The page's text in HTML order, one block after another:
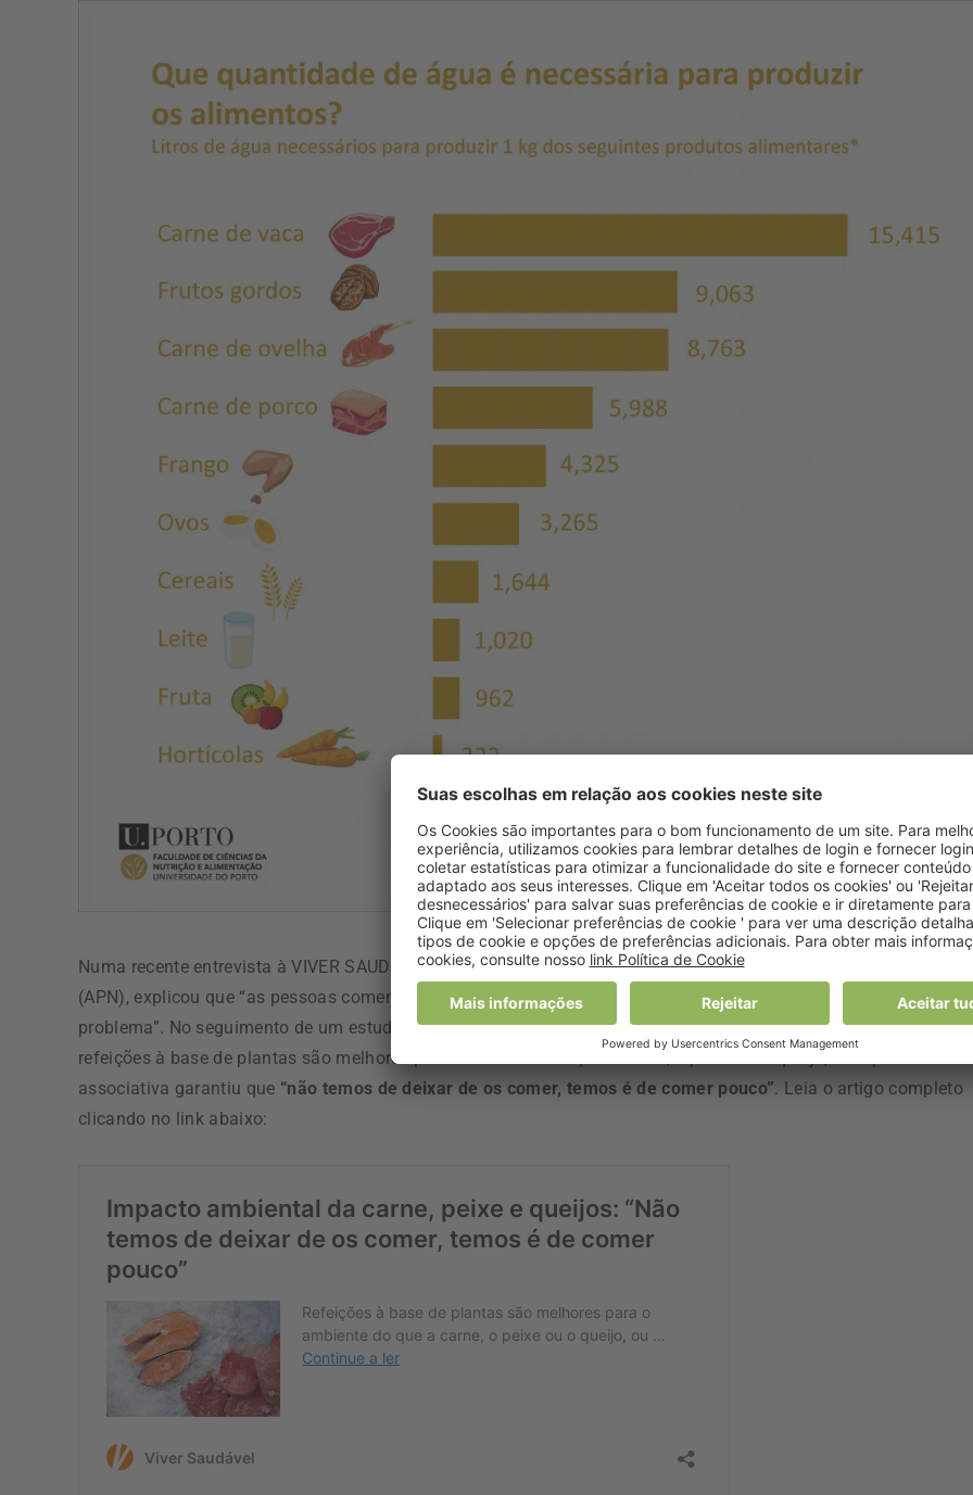
Numa recente entrevista à VIVER SAUDÁVEL, Helena Real, secretária-geral da Associação Portuguesa de
(APN), explicou que “as pessoas comem imensas quantidades de produtos de origem animal e aí está o
problema”. No seguimento de um estudo britânico que analisa 57 mil produtos alimentares para sustentar que
refeições à base de plantas são melhores para o ambiente do que a carne, o peixe ou o queijo, a responsável
associativa garantiu que “não temos de deixar de os comer, temos é de comer pouco”. Leia o artigo completo
clicando no link abaixo: